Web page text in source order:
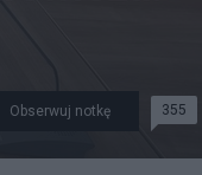
Obserwuj notkę 355